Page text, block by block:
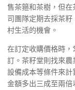
售茶箍和茶樹，但
司團隊定期去採茶
村生活的機會。
在訂定收購價格時，
訂。茶籽堂則找來
設備成本等條件來
金額多出三成至兩